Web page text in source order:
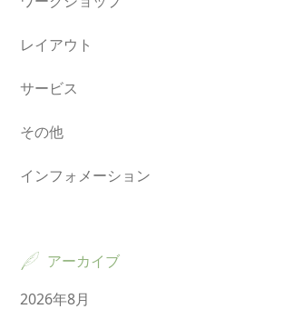
レイアウト
サービス
その他
インフォメーション
アーカイブ
2026年8月